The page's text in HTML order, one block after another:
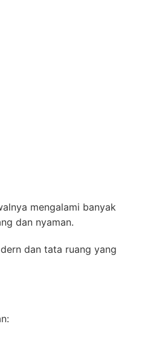
mengalami banyak
dan nyaman.
dan tata ruang yang